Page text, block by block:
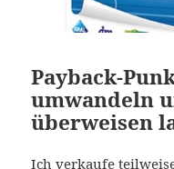
Payback-
umwandeln
überweisen
Ich verkaufe